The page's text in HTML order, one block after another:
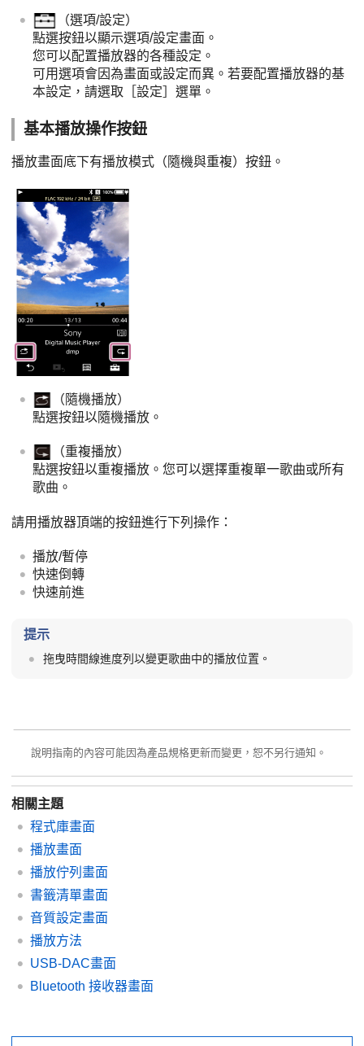
（選項/設定）
點選按鈕以顯示選項/設定畫面。
您可以配置播放器的各種設定。
可用選項會因為畫面或設定而異。若要配置播放器的基
本設定，請選取［設定］選單。
基本播放操作按鈕
播放畫面底下有播放模式（隨機與重複）按鈕。
（隨機播放）
點選按鈕以隨機播放。
（重複播放）
點選按鈕以重複播放。您可以選擇重複單一歌曲或所有
歌曲。
請用播放器頂端的按鈕進行下列操作：
播放/暫停
快速倒轉
快速前進
提示
拖曳時間線進度列以變更歌曲中的播放位置。
說明指南的內容可能因為產品規格更新而變更，恕不另行通知。
相關主題
程式庫畫面
播放畫面
播放佇列畫面
書籤清單畫面
音質設定畫面
播放方法
USB-DAC畫面
Bluetooth 接收器畫面